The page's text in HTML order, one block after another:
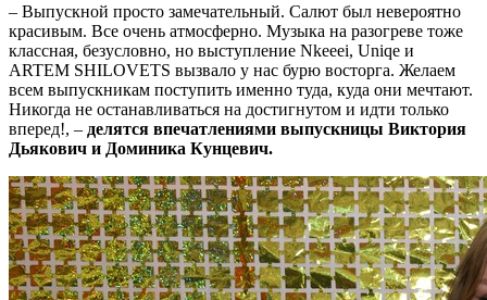
– Выпускной просто замечательный. Салют был невероятно
красивым. Все очень атмосферно. Музыка на разогреве тоже
классная, безусловно, но выступление Nkeeei, Uniqe и
ARTEM SHILOVETS вызвало у нас бурю восторга. Желаем
всем выпускникам поступить именно туда, куда они мечтают.
Никогда не останавливаться на достигнутом и идти только
вперед!, – делятся впечатлениями выпускницы Виктория
Дьякович и Доминика Кунцевич.